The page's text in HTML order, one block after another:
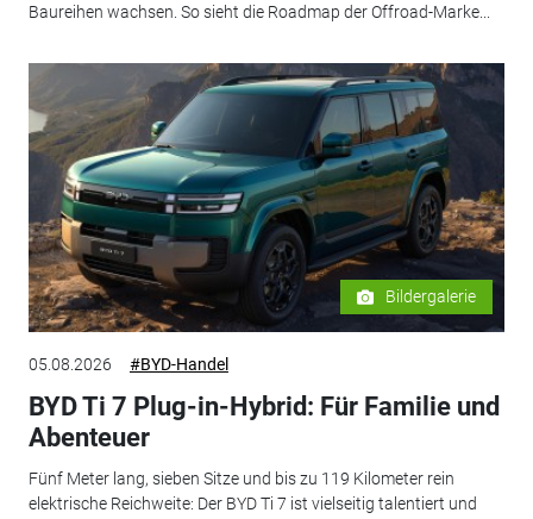
Baureihen wachsen. So sieht die Roadmap der Offroad-Marke...
Bildergalerie
05.08.2026 #BYD-Handel
BYD Ti 7 Plug-in-Hybrid: Für Familie und
Abenteuer
Fünf Meter lang, sieben Sitze und bis zu 119 Kilometer rein
elektrische Reichweite: Der BYD Ti 7 ist vielseitig talentiert und